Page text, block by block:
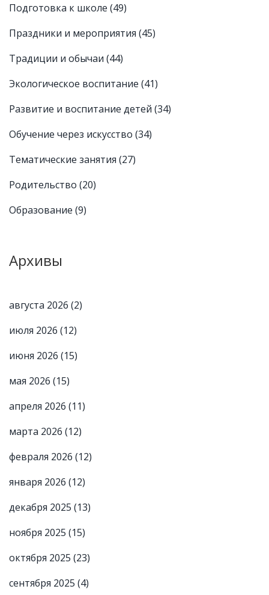
Подготовка к школе (49)
Праздники и мероприятия (45)
Традиции и обычаи (44)
Экологическое воспитание (41)
Развитие и воспитание детей (34)
Обучение через искусство (34)
Тематические занятия (27)
Родительство (20)
Образование (9)
Архивы
августа 2026 (2)
июля 2026 (12)
июня 2026 (15)
мая 2026 (15)
апреля 2026 (11)
марта 2026 (12)
февраля 2026 (12)
января 2026 (12)
декабря 2025 (13)
ноября 2025 (15)
октября 2025 (23)
сентября 2025 (4)